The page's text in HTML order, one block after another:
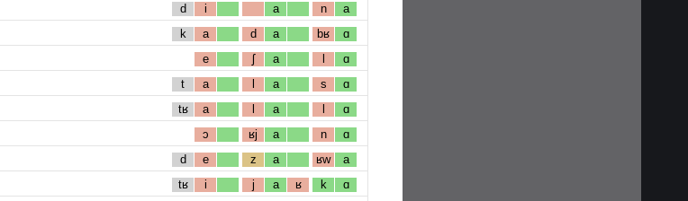
d i a n a
k a d a bʁ ɑ
e ʃ a l ɑ
t a l a s ɑ
tʁ a l a l ɑ
ɔ ʁj a n ɑ
d e z a ʁw a
tʁ i j a ʁ k ɑ